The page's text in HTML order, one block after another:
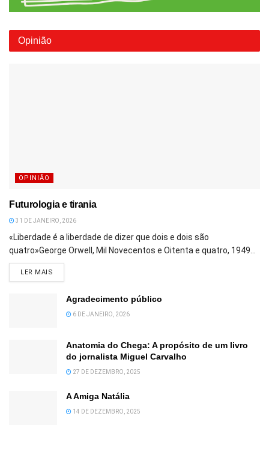
Opinião
OPINIÃO
Futurologia e tirania
31 DE JANEIRO, 2026
«Liberdade é a liberdade de dizer que dois e dois são
quatro»George Orwell, Mil Novecentos e Oitenta e quatro, 1949...
LER MAIS
Agradecimento público
6 DE JANEIRO, 2026
Anatomia do Chega: A propósito de um livro
do jornalista Miguel Carvalho
27 DE DEZEMBRO, 2025
A Amiga Natália
14 DE DEZEMBRO, 2025